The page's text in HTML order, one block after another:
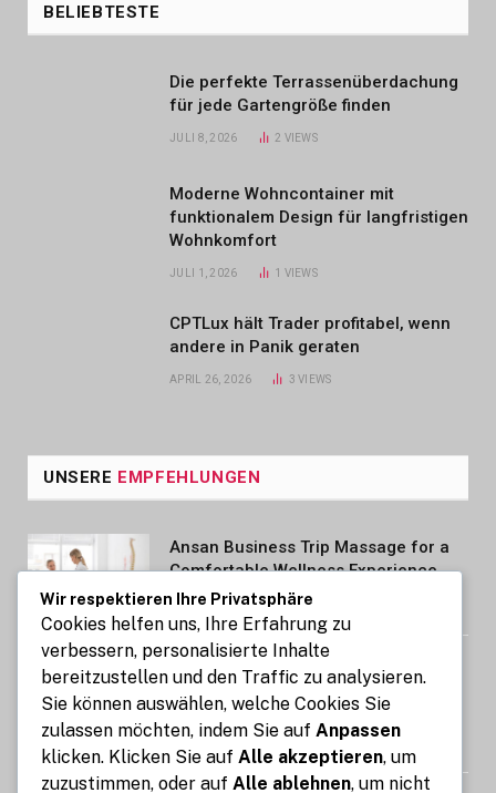
BELIEBTESTE
Die perfekte Terrassenüberdachung
für jede Gartengröße finden
JULI 8, 2026 2 VIEWS
Moderne Wohncontainer mit
funktionalem Design für langfristigen
Wohnkomfort
JULI 1, 2026 1 VIEWS
CPTLux hält Trader profitabel, wenn
andere in Panik geraten
APRIL 26, 2026 3VIEWS
UNSERE EMPFEHLUNGEN
Ansan Business Trip Massage for a
Comfortable Wellness Experience
AUGUST 7, 2026
Kennzeichen express: So gelingt die
Kfz-Zulassung in nur 15 Minuten
online
Wir respektieren Ihre Privatsphäre
Cookies helfen uns, Ihre Erfahrung zu
verbessern, personalisierte Inhalte
bereitzustellen und den Traffic zu analysieren.
Sie können auswählen, welche Cookies Sie
zulassen möchten, indem Sie auf Anpassen
klicken. Klicken Sie auf Alle akzeptieren, um
zuzustimmen, oder auf Alle ablehnen, um nicht